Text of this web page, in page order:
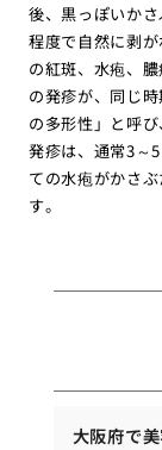
後、黒っぽいか
程度で自然に剥
の紅斑、水疱、
の発疹が、同じ
の多形性」と呼
発疹は、通常3～
ての水疱がかさ
す。
大阪府で